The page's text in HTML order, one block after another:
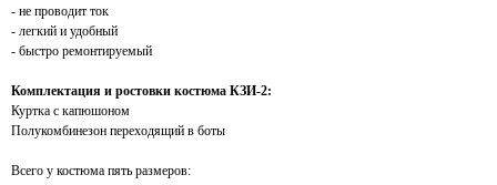
- не проводит ток
- легкий и удобный
- быстро ремонтируемый
Комплектация и ростовки костюма КЗИ-2:
Куртка с капюшоном
Полукомбинезон переходящий в боты
Всего у костюма пять размеров: